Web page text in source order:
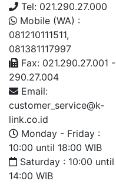
Tel: 021.290.27.000
Mobile (WA) :
081210111511,
081381117997
Fax: 021.290.27.001 -
290.27.004
Email:
customer_service@k-
link.co.id
Monday - Friday :
10:00 until 18:00 WIB
Saturday : 10:00 until
14:00 WIB